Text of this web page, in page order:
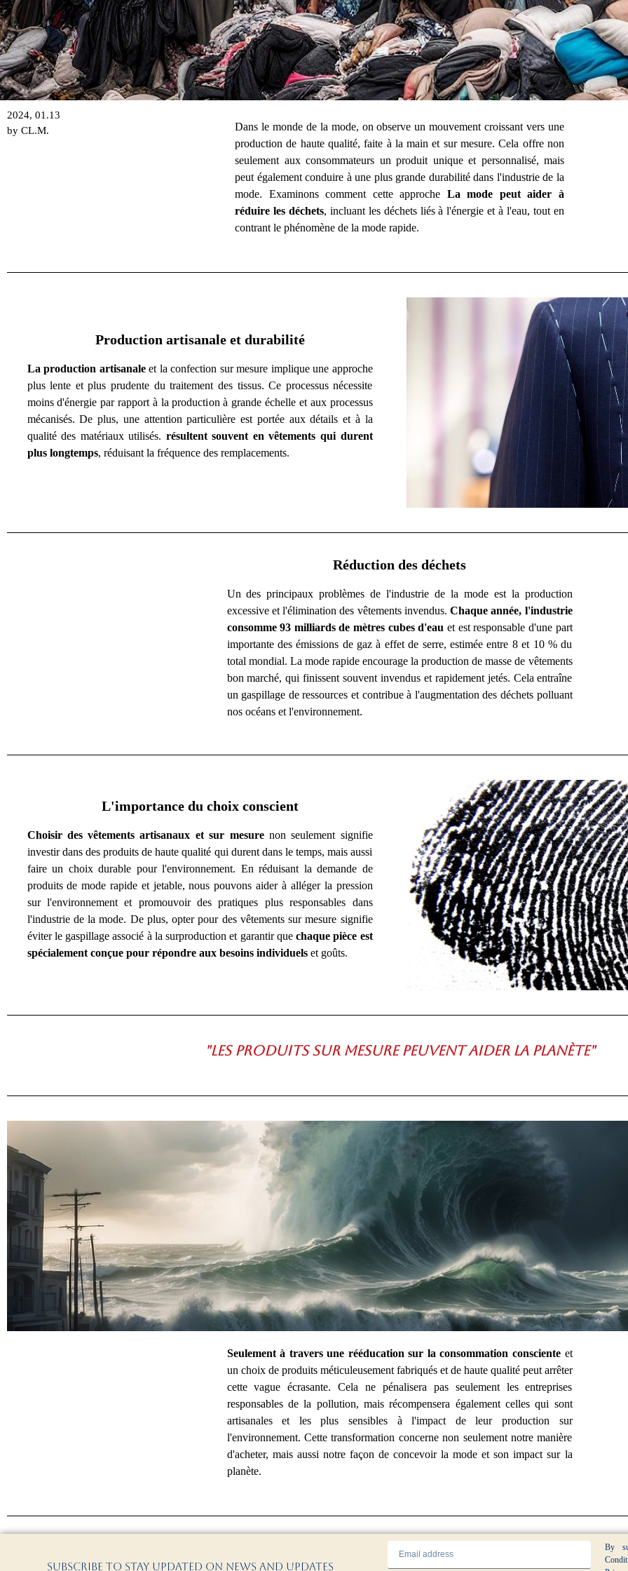
SUSTAINABLE
PRODUCTION
Artisanal production Versus
2024, 01.13
by CL.M.
Dans le monde de la mode, on observe un mouvement croissant vers une
production de haute qualité, faite à la main et sur mesure. Cela offre non
seulement aux consommateurs un produit unique et personnalisé, mais
peut également conduire à une plus grande durabilité dans l'industrie de la
mode. Examinons comment cette approche La mode peut aider à
réduire les déchets, incluant les déchets liés à l'énergie et à l'eau, tout en
contrant le phénomène de la mode rapide.
Production artisanale et durabilité
La production artisanaleet la confection sur mesure implique une approche
plus lente et plus prudente du traitement des tissus. Ce processus nécessite
moins d'énergie par rapport à la production à grande échelle et aux processus
mécanisés. De plus, une attention particulière est portée aux détails et à la
qualité des matériaux utilisés. résultent souvent en vêtements qui durent
plus longtemps, réduisant la fréquence des remplacements.
Réduction des déchets
Un des principaux problèmes de l'industrie de la mode est la production
excessive et l'élimination des vêtements invendus. Chaque année, l'industrie
consomme 93 milliards de mètres cubes d'eau et est responsable d'une part
importante des émissions de gaz à effet de serre, estimée entre 8 et 10 % du
total mondial. La mode rapide encourage la production de masse de vêtements
bon marché, qui finissent souvent invendus et rapidement jetés. Cela entraîne
un gaspillage de ressources et contribue à l'augmentation des déchets polluant
nos océans et l'environnement.
L'importance du choix conscient
Choisir des vêtements artisanaux et sur mesurenon seulement signifie
investir dans des produits de haute qualité qui durent dans le temps, mais aussi
faire un choix durable pour l'environnement. En réduisant la demande de
produits de mode rapide et jetable, nous pouvons aider à alléger la pression
sur l'environnement et promouvoir des pratiques plus responsables dans
l'industrie de la mode. De plus, opter pour des vêtements sur mesure signifie
éviter le gaspillage associé à la surproduction et garantir que chaque pièce est
spécialement conçue pour répondre aux besoins individuelset goûts.
"Les produits sur mesure peuvent aider la planète"
Arrêtez la vague de la
mode rapide
Seulement à travers une rééducation sur la consommation conscienteet
un choix de produits méticuleusement fabriqués et de haute qualité peut arrêter
cette vague écrasante. Cela ne pénalisera pas seulement les entreprises
responsables de la pollution, mais récompensera également celles qui sont
artisanales et les plus sensibles à l'impact de leur production sur
l'environnement. Cette transformation concerne non seulement notre manière
d'acheter, mais aussi notre façon de concevoir la mode et son impact sur la
planète.
Subscribe to stay updated on news and updates
By